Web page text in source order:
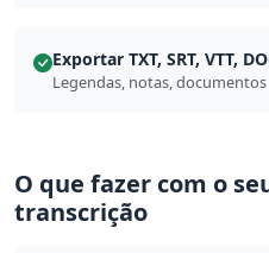
Exportar TXT, SRT, VTT,
Legendas, notas, documentos
O que fazer com o
transcrição